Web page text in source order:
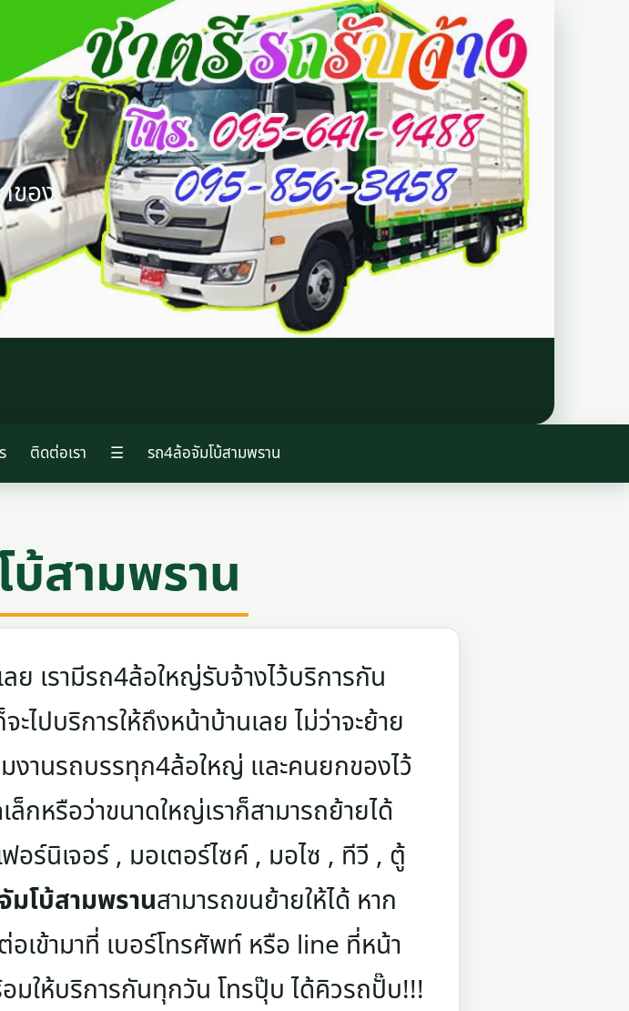
ของ
ติดต่อเรา ☰ รถ4ล้อจัมโบ้สามพราน
สามพราน
เรามีรถ4ล้อใหญ่รับจ้างไว้บริการกัน
ไปบริการให้ถึงหน้าบ้านเลย ไม่ว่าจะย้าย
งานรถบรรทุก4ล้อใหญ่ และคนยกของไว้
กหรือว่าขนาดใหญ่เราก็สามารถย้ายได้
อร์นิเจอร์ , มอเตอร์ไซค์ , มอไซ , ทีวี , ตู้
มโบ้สามพรานสามารถขนย้ายให้ได้ หาก
เข้ามาที่ เบอร์โทรศัพท์ หรือ line ที่หน้า
มให้บริการกันทุกวัน โทรปุ๊บ ได้คิวรถปั๊บ!!!